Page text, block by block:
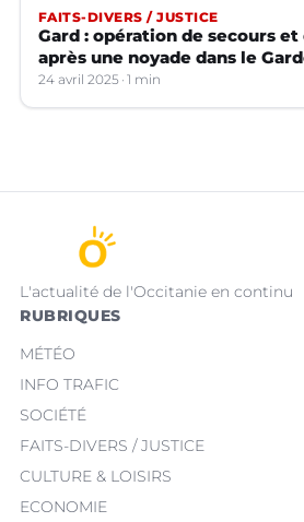
FAITS-DIVERS / JUSTICE
Gard : opération de secours
après une noyade dans le
24 avril 2025 1 min
L'actualité de l'Occitanie en continu
RUBRIQUES
MÉTÉO
INFO TRAFIC
SOCIÉTÉ
FAITS-DIVERS / JUSTICE
CULTURE & LOISIRS
ECONOMIE